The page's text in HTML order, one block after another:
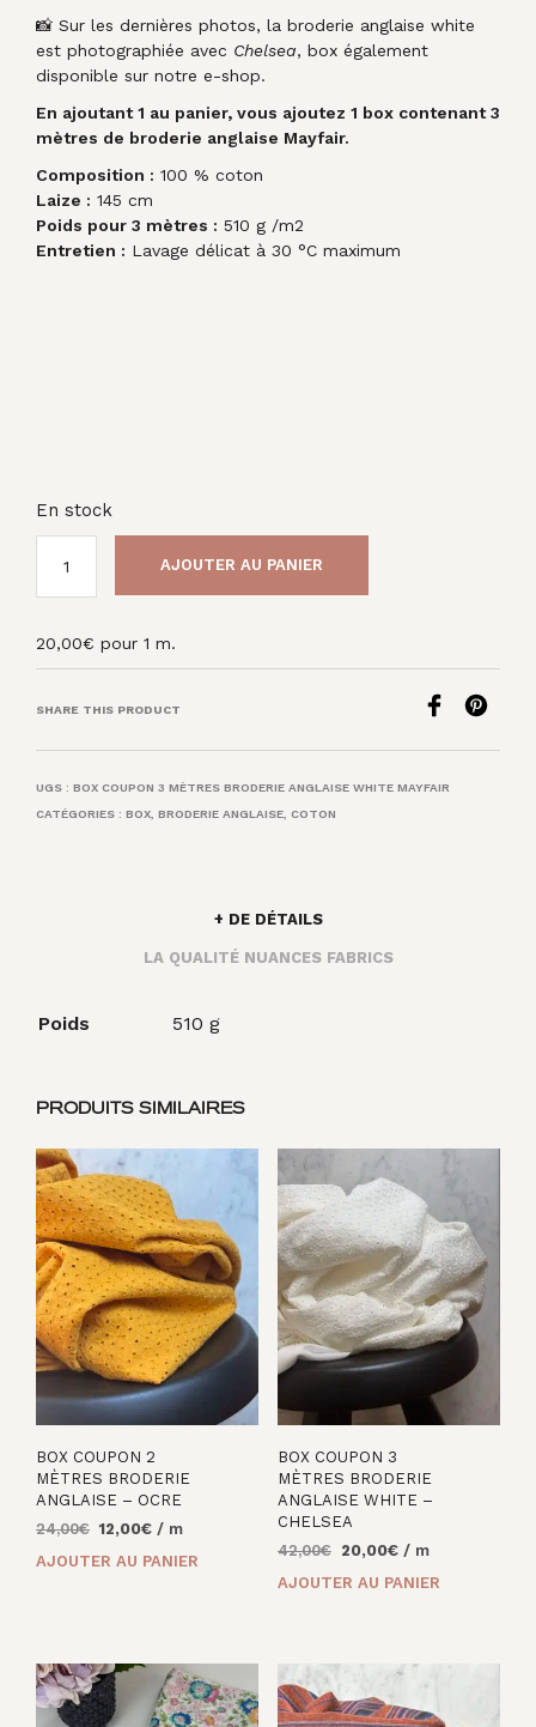
📸 Sur les dernières photos, la broderie anglaise white
est photographiée avec Chelsea, box également
disponible sur notre e-shop.
En ajoutant 1 au panier, vous ajoutez 1 box contenant 3
mètres de broderie anglaise Mayfair.
Composition : 100 % coton
Laize : 145 cm
Poids pour 3 mètres : 510 g /m2
Entretien : Lavage délicat à 30 °C maximum
En stock
AJOUTER AU PANIER
20,00€ pour 1 m.
SHARE THIS PRODUCT
UGS : BOX COUPON 3 MÈTRES BRODERIE ANGLAISE WHITE MAYFAIR
CATÉGORIES : BOX, BRODERIE ANGLAISE, COTON
+ DE DÉTAILS
LA QUALITÉ NUANCES FABRICS
Poids 510 g
PRODUITS SIMILAIRES
BOX COUPON 2
MÈTRES BRODERIE
ANGLAISE – OCRE
24,00€ Le
12,00€Le/ m
AJOUTER AU PANIER
BOX COUPON 3
MÈTRES BRODERIE
ANGLAISE WHITE –
CHELSEA
42,00€
Le
20,00€Le/ m
AJOUTER AU PANIER